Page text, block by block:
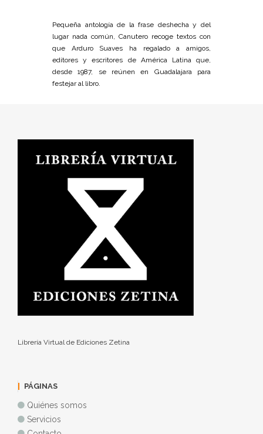
Pequeña antología de la frase deshecha y del
lugar nada común, Canutero recoge textos con
que Arduro Suaves ha regalado a amigos,
editores y escritores de América Latina que,
desde 1987, se reúnen en Guadalajara para
festejar al libro.
Librería Virtual de Ediciones Zetina
PÁGINAS
Quiénes somos
Servicios